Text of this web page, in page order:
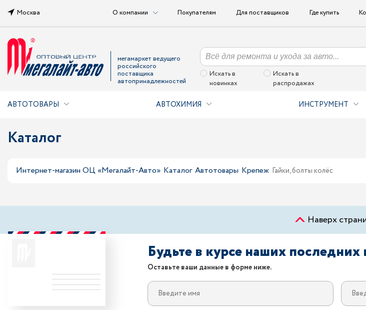
Москва О компании Покупателям Для поставщиков Где купить
мегамаркет ведущего
российского
поставщика
автопринадлежностей
Искать в
новинках
Искать в
распродажах
АВТОТОВАРЫ АВТОХИМИЯ ИНСТРУМЕНТ
Каталог
Интернет-магазин ОЦ «Мегалайт-Авто» Каталог Автотовары Крепеж Гайки, болты колёс
Наверх
Будьте в курсе наших
Оставьте ваши данные в форме ниже.